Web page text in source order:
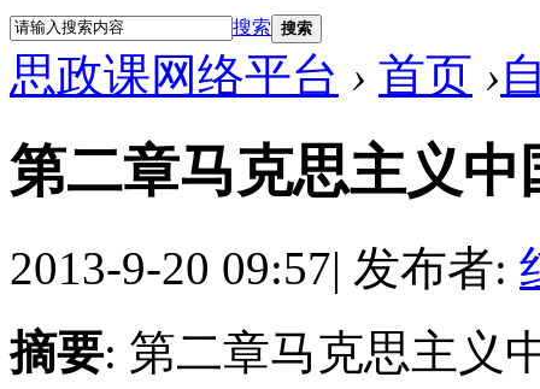
搜索 搜索
思政课网络平台 › 首页 ›
第二章马克思主义
2013-9-20 09:57| 发布者:
摘要: 第二章马克思主义